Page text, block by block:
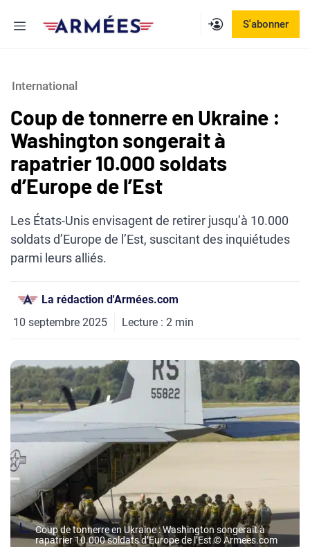
S'abonner
Menu
International
Coup de tonnerre en Ukraine :
Washington songerait à
rapatrier 10.000 soldats
d’Europe de l’Est
Les États-Unis envisagent de retirer jusqu’à 10.000
soldats d’Europe de l’Est, suscitant des inquiétudes
parmi leurs alliés.
La rédaction d'Armées.com
10 septembre 2025
Lecture : 2 min
Coup de tonnerre en Ukraine : Washington songerait à
rapatrier 10.000 soldats d’Europe de l’Est © Armees.com